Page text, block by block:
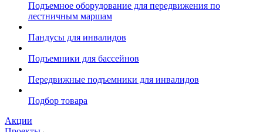
Подъемное оборудование для передвижения по
лестничным маршам
Пандусы для инвалидов
Подъемники для бассейнов
Передвижные подъемники для инвалидов
Подбор товара
Акции